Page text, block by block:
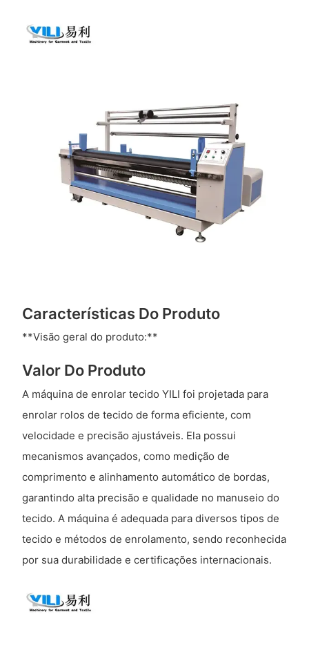
Características Do Produto
**Visão geral do produto:**
Valor Do Produto
A máquina de enrolar tecido YILI foi projetada para
enrolar rolos de tecido de forma eficiente, com
velocidade e precisão ajustáveis. Ela possui
mecanismos avançados, como medição de
comprimento e alinhamento automático de bordas,
garantindo alta precisão e qualidade no manuseio do
tecido. A máquina é adequada para diversos tipos de
tecido e métodos de enrolamento, sendo reconhecida
por sua durabilidade e certificações internacionais.